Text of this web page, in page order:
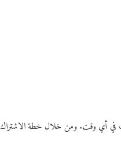
في أي وقت. ومن خلال خطة الاشتراك